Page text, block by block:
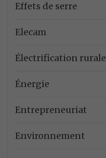
Effets de serre
Elecam
Électrification rurale
Énergie
Entrepreneuriat
Environnement